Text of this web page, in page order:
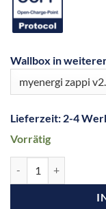
Wallbox in
Lieferzeit: 2-4
Vorrätig